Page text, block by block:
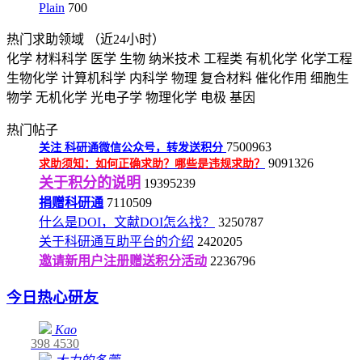
Plain 700
热门求助领域
（近24小时）
化学 材料科学 医学 生物 纳米技术 工程类 有机化学 化学工程
生物化学 计算机科学 内科学 物理 复合材料 催化作用 细胞生
物学 无机化学 光电子学 物理化学 电极 基因
热门帖子
关注 科研通微信公众号，转发送积分 7500963
求助须知：如何正确求助？哪些是违规求助？ 9091326
关于积分的说明 19395239
捐赠科研通 7110509
什么是DOI，文献DOI怎么找？
3250787
关于科研通互助平台的介绍 2420205
邀请新用户注册赠送积分活动 2236796
今日热心研友
Kao
398 4530